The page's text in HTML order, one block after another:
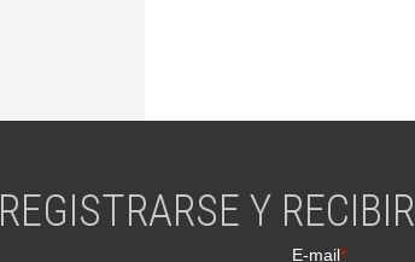
REGISTRARSE Y